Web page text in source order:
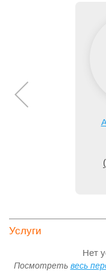
Услуги
Нет
Посмотреть весь